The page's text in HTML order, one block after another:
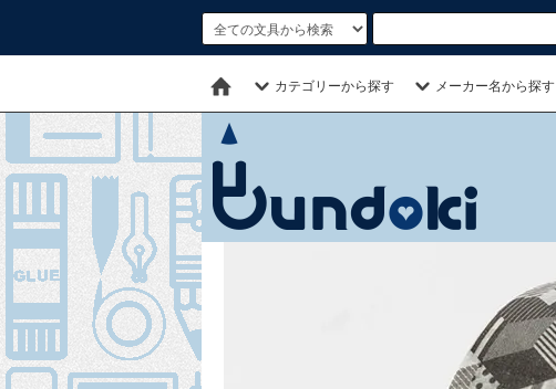
カテゴリーから探す メーカー名から探す